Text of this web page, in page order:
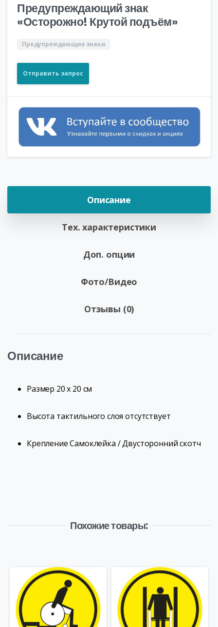
Предупреждающий знак
«Осторожно! Крутой подъём»
Предупреждающие знаки
Отправить запрос
Описание
Тех. характеристики
Доп. опции
Фото/Видео
Отзывы (0)
Описание
Размер 20 х 20 см
Высота тактильного слояотсутствует
КреплениеСамоклейка / Двусторонний скотч
Похожие товары: